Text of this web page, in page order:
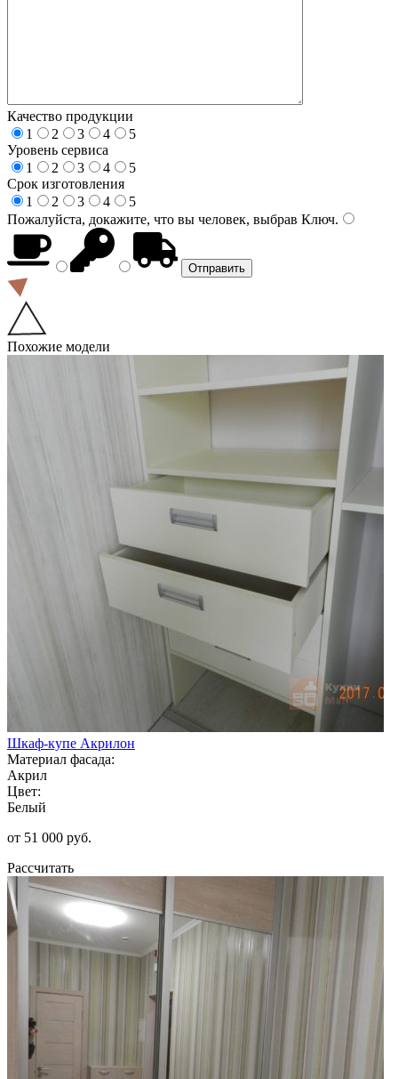
Качество продукции
1
2 3 4
5
Уровень сервиса
1
2 3 4
5
Срок изготовления
1
2 3 4
5
Пожалуйста, докажите, что вы человек, выбрав Ключ.
Похожие модели
Шкаф-купе Акрилон
Материал фасада:
Акрил
Цвет:
Белый
от 51 000 руб.
Рассчитать